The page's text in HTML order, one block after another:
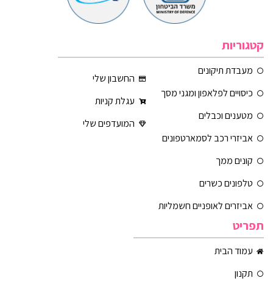
קטגוריות
מעבדת תיקונים
כיסויים לפלאפון ומגני מסך
מטענים וכבלים
אביזרי רכב לסמארטפונים
קונים ממך
טלפונים כשרים
אביזרים לאופניים חשמליות
החשבון שלי
עגלת קניות
המועדפים שלי
תפריט
עמוד הבית
תקנון